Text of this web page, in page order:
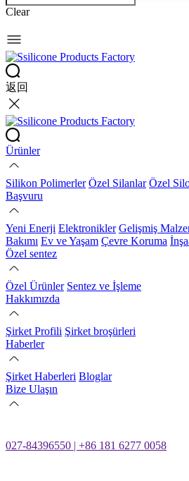
Clear
返回
Ürünler
Silikon Polimerler Özel Silanlar Özel
Başvuru
Yeni Enerji Elektronikler Gelişmiş
Bakımı Ev ve Yaşam Çevre Koruma
Özel sentez
Özel Ürünler Sentez ve İşleme
Hakkımızda
Şirket Profili Şirket broşürleri
Haberler
Şirket Haberleri Bloglar
Bize Ulaşın
027-84396550 | +86 181 6277 0058